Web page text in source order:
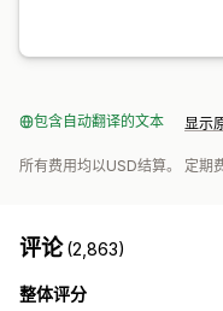
包含自动翻译的文本 显示
所有费用均以USD结算。 定期
评论(2,863)
整体评分